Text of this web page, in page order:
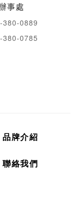
事處
380-0889
380-0785
品牌介紹
聯絡我們